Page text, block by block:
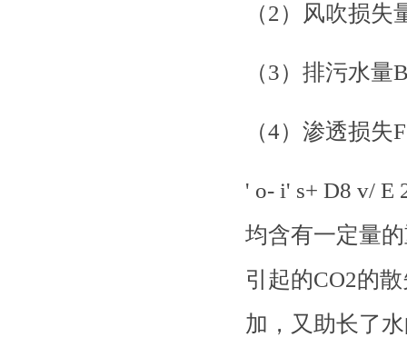
（2）风吹损失
（3）排污水量
（4）渗透损失
' o- i' s+ D8 v/
均含有一定量
引起的CO2的
加，又助长了